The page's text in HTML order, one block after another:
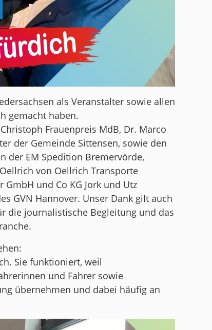
als Veranstalter sowie allen
gemacht haben.
Frauenpreis MdB, Dr. Marco
der Gemeinde Sittensen, sowie den
der EM Spedition Bremervörde,
von Oellrich Transporte
und Co KG Jork und Utz
GVN Hannover. Unser Dank gilt auch
die journalistische Begleitung und das
Sie funktioniert, weil
und Fahrer sowie
übernehmen und dabei häufig an